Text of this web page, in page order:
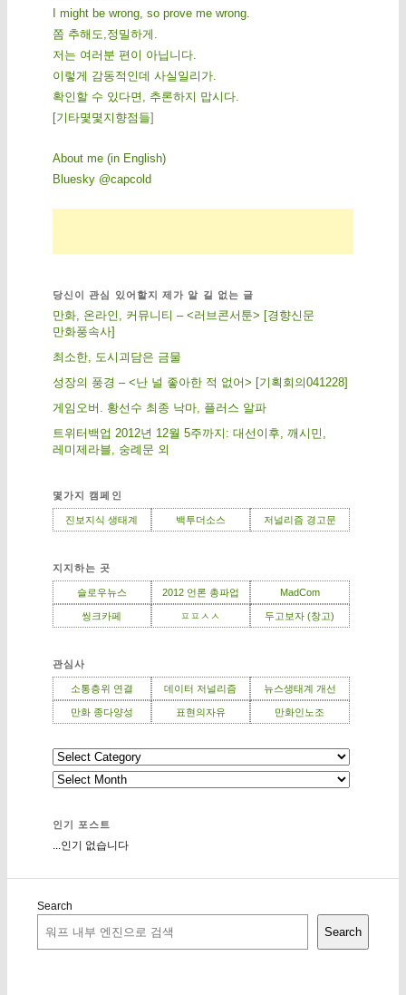
I might be wrong, so prove me wrong.
쫌 추해도,정밀하게.
저는 여러분 편이 아닙니다.
이렇게 감동적인데 사실일리가.
확인할 수 있다면, 추론하지 맙시다.
[기 타몇 몇 지 향점 들]
About me (in English)
Bluesky @capcold
당신이 관심 있어할지 제가 알 길 없는 글
만화, 온라인, 커뮤니티 – <러브콘서툰> [경향신문
만화풍속사]
최소한, 도시괴담은 금물
성장의 풍경 – <난 널 좋아한 적 없어> [기획회의041228]
게임오버. 황선수 최종 낙마, 플러스 알파
트위터백업 2012년 12월 5주까지: 대선이후, 깨시민,
레미제라블, 숭례문 외
몇가지 캠페인
진보지식 생태계 백투더소스 저널리즘 경고문
지지하는 곳
슬로우뉴스 2012 언론 총파업 MadCom
씽크카페 ㅍㅍㅅㅅ 두고보자 (창고)
관심사
소통층위 연결 데이터 저널리즘 뉴스생태계 개선
만화 종다양성 표현의자유 만화인노조
인기 포스트
...인기 없습니다
Search
Search